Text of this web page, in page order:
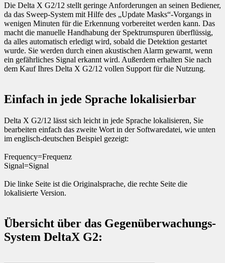
Die Delta X G2/12 stellt geringe Anforderungen an seinen Bediener,
da das Sweep-System mit Hilfe des „Update Masks“-Vorgangs in
wenigen Minuten für die Erkennung vorbereitet werden kann. Das
macht die manuelle Handhabung der Spektrumspuren überflüssig,
da alles automatisch erledigt wird, sobald die Detektion gestartet
wurde. Sie werden durch einen akustischen Alarm gewarnt, wenn
ein gefährliches Signal erkannt wird. Außerdem erhalten Sie nach
dem Kauf Ihres Delta X G2/12 vollen Support für die Nutzung.
Einfach in jede Sprache lokalisierbar
Delta X G2/12 lässt sich leicht in jede Sprache lokalisieren, Sie
bearbeiten einfach das zweite Wort in der Softwaredatei, wie unten
im englisch-deutschen Beispiel gezeigt:
Frequency=Frequenz
Signal=Signal
Die linke Seite ist die Originalsprache, die rechte Seite die
lokalisierte Version.
Übersicht über das Gegenüberwachungs-
System DeltaX G2: